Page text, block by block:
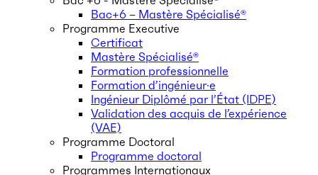
Bac+6 – Mastère Spécialisé®
Programme Executive
Certificat
Mastère Spécialisé®
Formation professionnelle
Formation d’ingénieur·e
Ingénieur Diplômé par l’État (IDPE)
Validation des acquis de l’expérience
(VAE)
Programme Doctoral
Programme doctoral
Programmes Internationaux